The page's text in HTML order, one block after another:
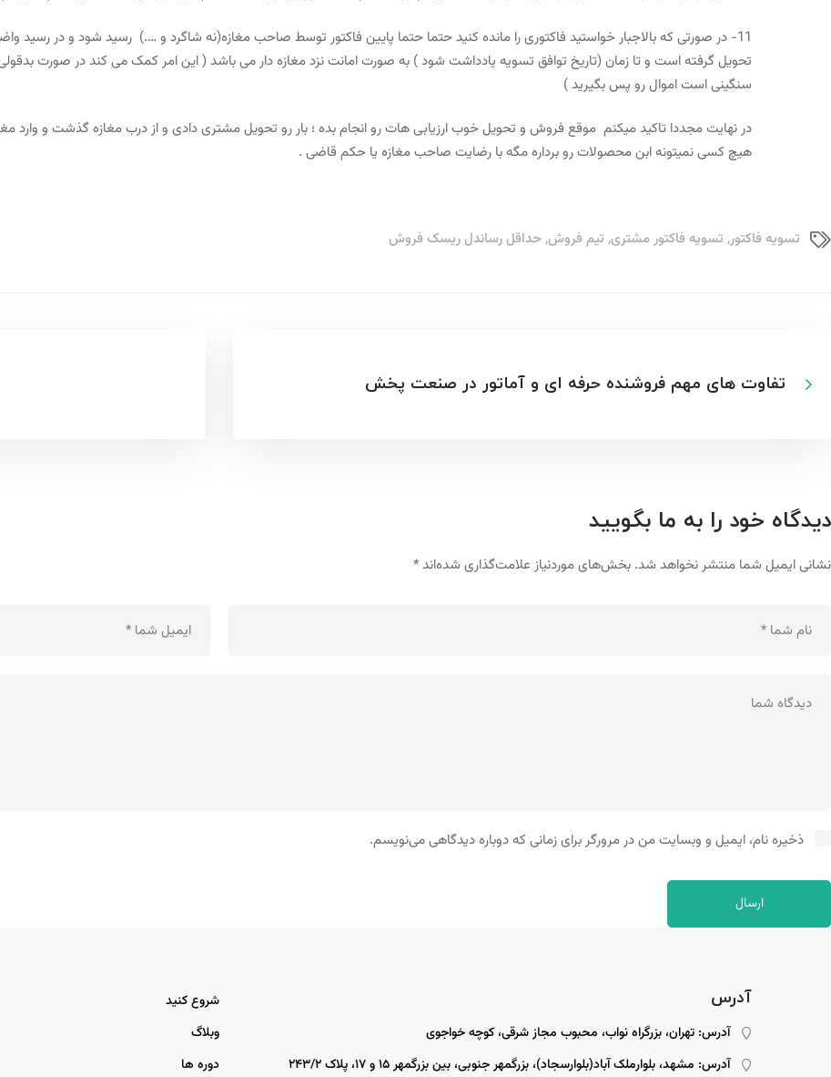
11- در صورتی که بالاجبار خواستید فاکتوری را مانده کنید حتما حتما پایین فاکتور توسط صاحب مغازه(نه شاگرد و ….) رسید شود و در
تحویل گرفته است و تا زمان (تاریخ توافق تسویه یادداشت شود ) به صورت امانت نزد مغازه دار می باشد ( این امر کمک می کند در صورت بدقولی
سنگینی است اموال رو پس بگیرید )
در نهایت مجددا تاکید میکنم موقع فروش و تحویل خوب ارزیابی هات رو انجام بده ؛ بار رو تحویل مشتری دادی و از درب مغازه گذشت و وارد
هیچ کسی نمیتونه ابن محصولات رو برداره مگه با رضایت صاحب مغازه یا حکم قاضی .
تسویه فاکتور, تسویه فاکتور مشتری, تیم فروش,حداقل رساندل ریسک فروش
تفاوت های مهم فروشنده حرفه ای و آماتور در صنعت پخش
دیدگاه خود را به ما بگویید
نشانی ایمیل شما منتشر نخواهد شد. بخش‌های موردنیاز علامت‌گذاری شده‌اند*
ذخیره نام، ایمیل و وبسایت من در مرورگر برای زمانی که دوباره دیدگاهی می‌نویسم.
آدرس
آدرس: تهران، بزرگراه نواب، محبوب مجاز شرقی، کوچه خواجوی
آدرس: مشهد، بلوارملک آباد(بلوارسجاد)، بزرگمهر جنوبی، بین بزرگمهر ۱۵ و ۱۷، پلاک ۲۴۳/۲
شروع کنید
وبلاگ
دوره ها